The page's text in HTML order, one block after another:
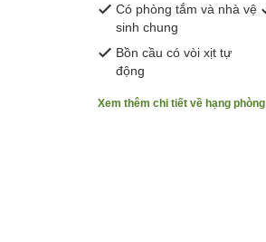
Có phòng tắm và nhà vệ
sinh chung
Bồn cầu có vòi xịt tự
động
Xem thêm chi tiết về hạng phòng